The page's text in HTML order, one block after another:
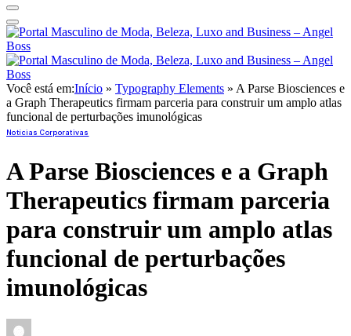
Você está em:Início » Typography Elements » A Parse Biosciences e
a Graph Therapeutics firmam parceria para construir um amplo atlas
funcional de perturbações imunológicas
Notícias Corporativas
A Parse Biosciences e a Graph
Therapeutics firmam parceria
para construir um amplo atlas
funcional de perturbações
imunológicas